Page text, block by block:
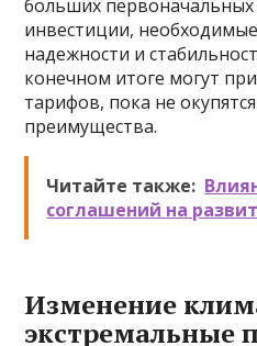
больших первоначальных
инвестиции,
надежности и
конечном итоге могут
тарифов, пока не
преимущества.
Читайте также:
соглашений на
Изменение
экстремальные